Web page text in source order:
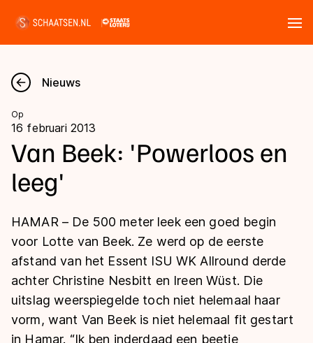
Nieuws
Kalender
Disciplines
Langebaan
Shorttrack
Inlineskaten
Kunstschaatsen
Schoonrijden
Uitslagen
Langebaan
Shorttrack
Marathon
Inlineskaten
Tijden & historie
Ranglijsten Langebaan
Persoonlijke records & tijden
De weg op
Nieuws
Op
16 februari 2013
Van Beek: 'Powerloos en
leeg'
HAMAR – De 500 meter leek een goed begin
voor Lotte van Beek. Ze werd op de eerste
afstand van het Essent ISU WK Allround derde
achter Christine Nesbitt en Ireen Wüst. Die
uitslag weerspiegelde toch niet helemaal haar
vorm, want Van Beek is niet helemaal fit gestart
in Hamar. “Ik ben inderdaad een beetje